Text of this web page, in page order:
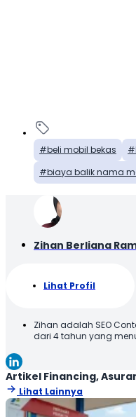
beli mobil bekas
biaya balik nama
Zihan Berliana
Lihat Profil
Zihan adalah SEO
dari 4 tahun yang
oleh pembaca.
memberikan informasi
Membaca!
Artikel Financing,
Lihat Lainnya